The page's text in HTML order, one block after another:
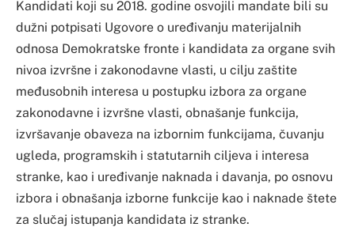
Kandidati koji su 2018. godine osvojili mandate bili su
dužni potpisati Ugovore o uređivanju materijalnih
odnosa Demokratske fronte i kandidata za organe svih
nivoa izvršne i zakonodavne vlasti, u cilju zaštite
međusobnih interesa u postupku izbora za organe
zakonodavne i izvršne vlasti, obnašanje funkcija,
izvršavanje obaveza na izbornim funkcijama, čuvanju
ugleda, programskih i statutarnih ciljeva i interesa
stranke, kao i uređivanje naknada i davanja, po osnovu
izbora i obnašanja izborne funkcije kao i naknade štete
za slučaj istupanja kandidata iz stranke.